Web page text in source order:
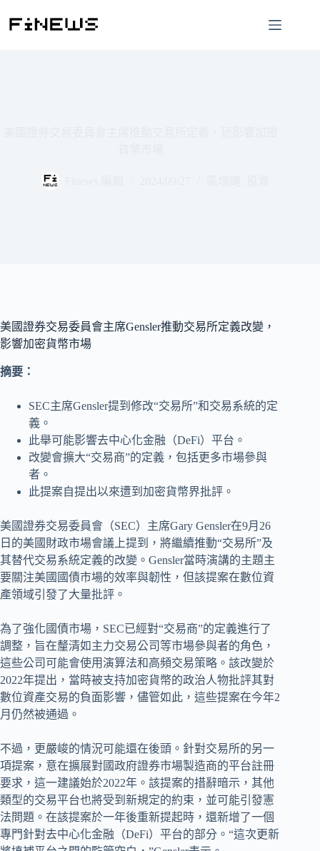
美國證券交易委員會主席Gensler推動交易所定義改變，
影響加密貨幣市場
摘要：
SEC主席Gensler提到修改“交易所”和交易系統的定
義。
此舉可能影響去中心化金融（DeFi）平台。
改變會擴大“交易商”的定義，包括更多市場參與
者。
此提案自提出以來遭到加密貨幣界批評。
美國證券交易委員會（SEC）主席Gary Gensler在9月26
日的美國財政市場會議上提到，將繼續推動“交易所”及
其替代交易系統定義的改變。Gensler當時演講的主題主
要關注美國國債市場的效率與韌性，但該提案在數位資
產領域引發了大量批評。
為了強化國債市場，SEC已經對“交易商”的定義進行了
調整，旨在釐清如主力交易公司等市場參與者的角色，
這些公司可能會使用演算法和高頻交易策略。該改變於
2022年提出，當時被支持加密貨幣的政治人物批評其對
數位資產交易的負面影響，儘管如此，這些提案在今年2
月仍然被通過。
不過，更嚴峻的情況可能還在後頭。針對交易所的另一
項提案，意在擴展對國政府證券市場製造商的平台註冊
要求，這一建議始於2022年。該提案的措辭暗示，其他
類型的交易平台也將受到新規定的約束，並可能引發憲
法問題。在該提案於一年後重新提起時，還新增了一個
專門針對去中心化金融（DeFi）平台的部分。“這次更新